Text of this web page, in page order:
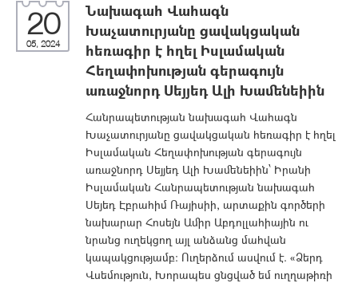
20
05, 2024
Նախագահ Վահագն
Խաչատուրյանը ցավակցական
հեռագիր է հղել Իսլամական
Հեղափոխության գերագույն
առաջնորդ Սեյյեդ Ալի Խամենեիին
Հանրապետության նախագահ Վահագն
Խաչատուրյանը ցավակցական հեռագիր է հղել
Իսլամական Հեղափոխության գերագույն
առաջնորդ Սեյյեդ Ալի Խամենեիին՝ Իրանի
Իսլամական Հանրապետության նախագահ
Սեյեդ Էբրահիմ Ռայիսիի, արտաքին գործերի
նախարար Հոսեյն Ամիր Աբդոլլահիային ու
նրանց ուղեկցող այլ անձանց մահվան
կապակցությամբ: Ուղերձում ասվում է. «Ձերդ
Վսեմություն, Խորապես ցնցված եմ ուղղաթիռի